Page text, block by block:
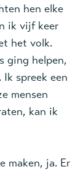
hen elke
ik vijf keer
het volk.
ging helpen,
spreek een
mensen
kan ik
maken, ja. Er